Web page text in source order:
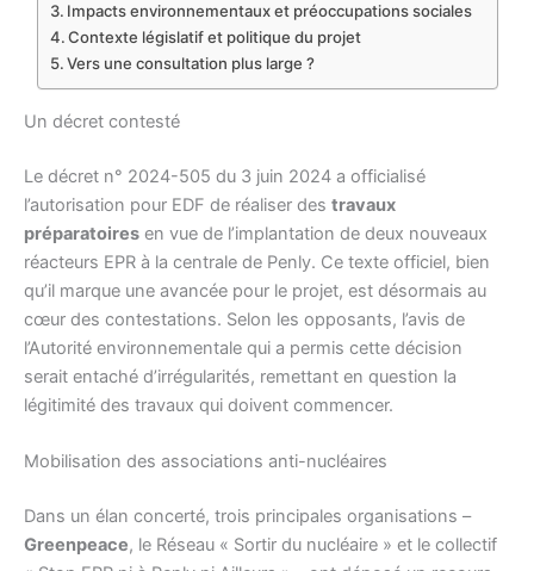
Impacts environnementaux et préoccupations sociales
Contexte législatif et politique du projet
Vers une consultation plus large ?
Un décret contesté
Le décret n° 2024-505 du 3 juin 2024 a officialisé
l’autorisation pour EDF de réaliser des travaux
préparatoires en vue de l’implantation de deux nouveaux
réacteurs EPR à la centrale de Penly. Ce texte officiel, bien
qu’il marque une avancée pour le projet, est désormais au
cœur des contestations. Selon les opposants, l’avis de
l’Autorité environnementale qui a permis cette décision
serait entaché d’irrégularités, remettant en question la
légitimité des travaux qui doivent commencer.
Mobilisation des associations anti-nucléaires
Dans un élan concerté, trois principales organisations –
Greenpeace, le Réseau « Sortir du nucléaire » et le collectif